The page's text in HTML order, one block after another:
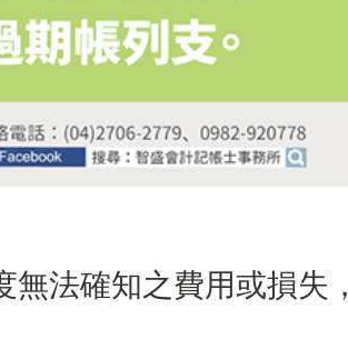
法確知之費用或損失，